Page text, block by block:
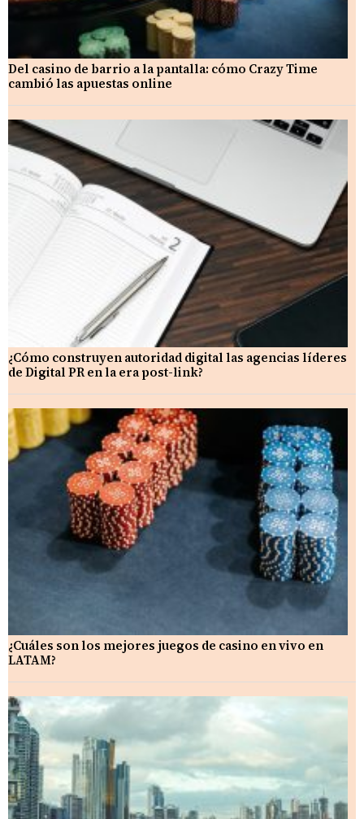
Del casino de barrio a la pantalla: cómo Crazy Time
cambió las apuestas online
¿Cómo construyen autoridad digital las agencias líderes
de Digital PR en la era post-link?
¿Cuáles son los mejores juegos de casino en vivo en
LATAM?